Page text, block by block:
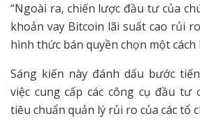
“Ngoài ra, chiến lược đầu tư của
khoản vay Bitcoin lãi suất cao rủi
hình thức bán quyền chọn một cách
Sáng kiến này đánh dấu bước
việc cung cấp các công cụ đầu tư
tiêu chuẩn quản lý rủi ro của các tổ